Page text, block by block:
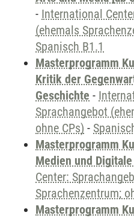
- International
(ehemals
Spanisch B1.1
Masterprogramm
Kritik der
Geschichte -
Sprachangebot
ohne CPs) -
Masterprogramm
Medien und
Center:
Sprachenzentrum;
Masterprogramm